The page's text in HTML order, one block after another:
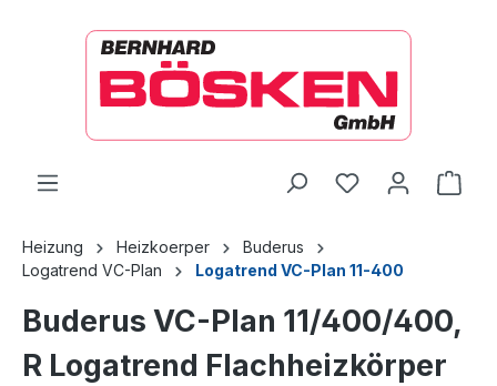
Heizung Heizkoerper
Buderus
Logatrend VC-Plan
Logatrend VC-Plan 11-400
Buderus VC-Plan 11/400/400,
R Logatrend Flachheizkörper